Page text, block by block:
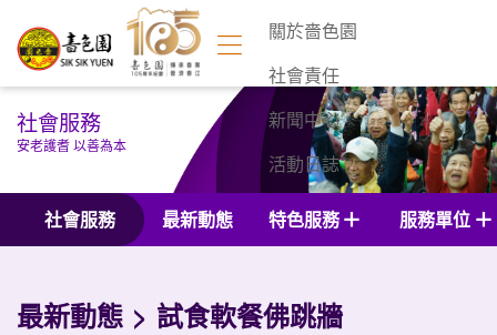
關於嗇色園
社會責任
新聞中心
活動日誌
聯絡我們
社會服務
安老護耆 以善為本
社會服務 最新動態 特色服務 服務單位
最新動態 試食軟餐佛跳牆